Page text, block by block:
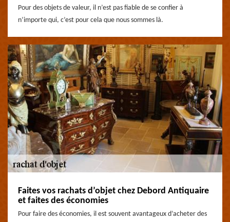
Pour des objets de valeur, il n’est pas fiable de se confier à
n’importe qui, c’est pour cela que nous sommes là.
Faites vos rachats d’objet chez Debord Antiquaire
et faites des économies
Pour faire des économies, il est souvent avantageux d’acheter des